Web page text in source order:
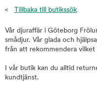
< Tillbaka till butikssök
Vår djuraffär i Göteborg
smådjur. Vår glada och
från att rekommendera vilket
I vår butik kan du alltid
kundtjänst.